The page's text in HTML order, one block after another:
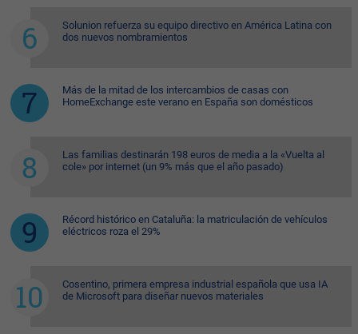
Solunion refuerza su equipo directivo en América Latina con
dos nuevos nombramientos
Más de la mitad de los intercambios de casas con
HomeExchange este verano en España son domésticos
Las familias destinarán 198 euros de media a la «Vuelta al
cole» por internet (un 9% más que el año pasado)
Récord histórico en Cataluña: la matriculación de vehículos
eléctricos roza el 29%
Cosentino, primera empresa industrial española que usa IA
de Microsoft para diseñar nuevos materiales